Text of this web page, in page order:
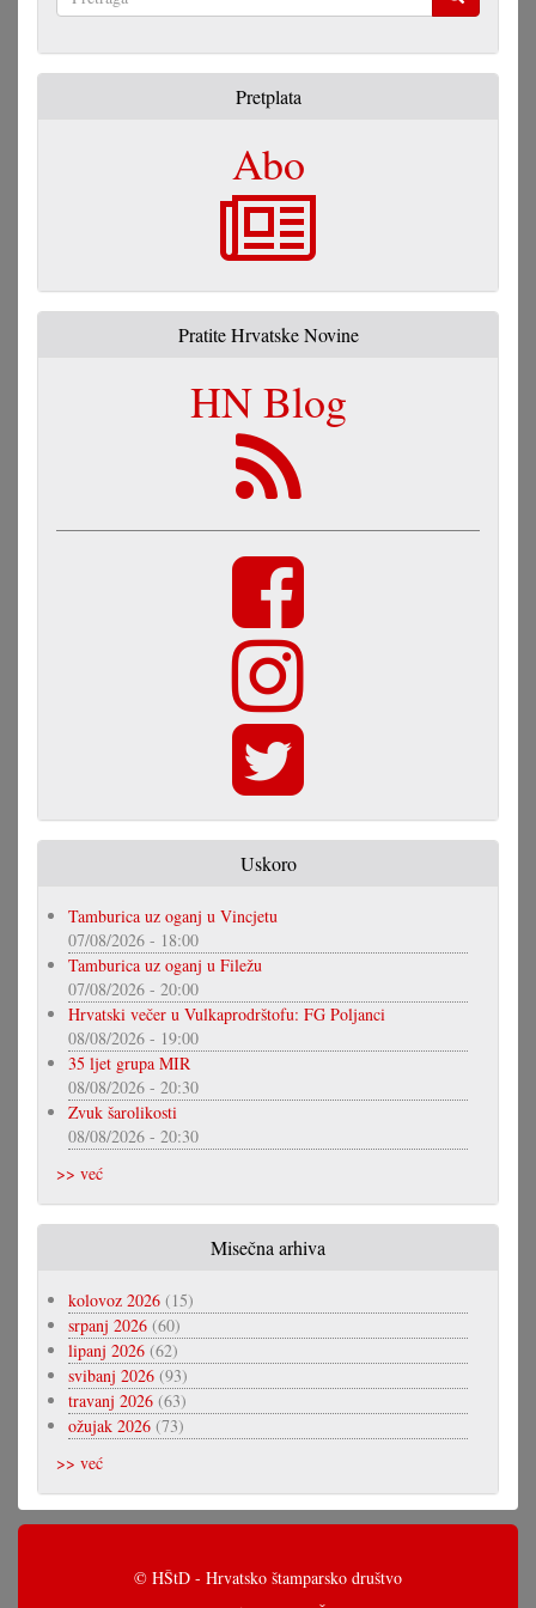
Pretplata
Abo
Pratite Hrvatske Novine
HN Blog
Uskoro
Tamburica uz oganj u Vincjetu
07/08/2026 - 18:00
Tamburica uz oganj u Filežu
07/08/2026 - 20:00
Hrvatski večer u Vulkaprodrštofu: FG Poljanci
08/08/2026 - 19:00
35 ljet grupa MIR
08/08/2026 - 20:30
Zvuk šarolikosti
08/08/2026 - 20:30
>> već
Misečna arhiva
kolovoz 2026 (15)
srpanj 2026 (60)
lipanj 2026 (62)
svibanj 2026 (93)
travanj 2026 (63)
ožujak 2026 (73)
>> već
© HŠtD - Hrvatsko štamparsko društvo